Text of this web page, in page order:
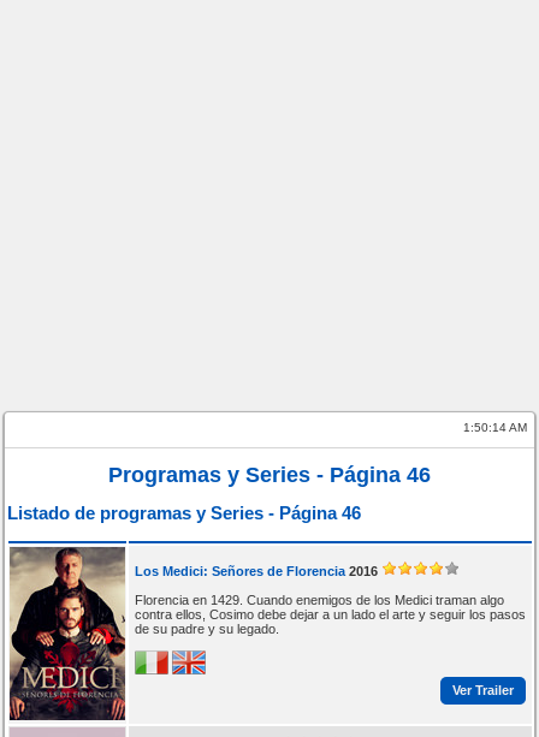
1:50:14 AM
Programas y Series - Página 46
Listado de programas y Series - Página 46
Los Medici: Señores de Florencia 2016
Florencia en 1429. Cuando enemigos de los Medici traman algo
contra ellos, Cosimo debe dejar a un lado el arte y seguir los pasos
de su padre y su legado.
Ver Trailer